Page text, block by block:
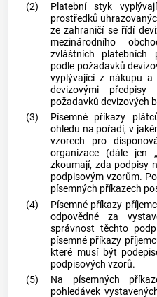
(2)
Platební styk
prostředků
ze zahraničí se řídí
mezinárodního
zvláštních platebních
podle požadavků
vyplývající z nákupu
devizovými
požadavků devizových
(3)
Písemné příkazy
ohledu na pořadí, v
vzorech pro
organizace (dále jen
zkoumají, zda podpisy
podpisovým vzorům.
písemných příkazech
(4)
Písemné příkazy
odpovědné za
správnost těchto
písemné příkazy
které musí být
podpisových vzorů.
(5)
Na písemných
pohledávek